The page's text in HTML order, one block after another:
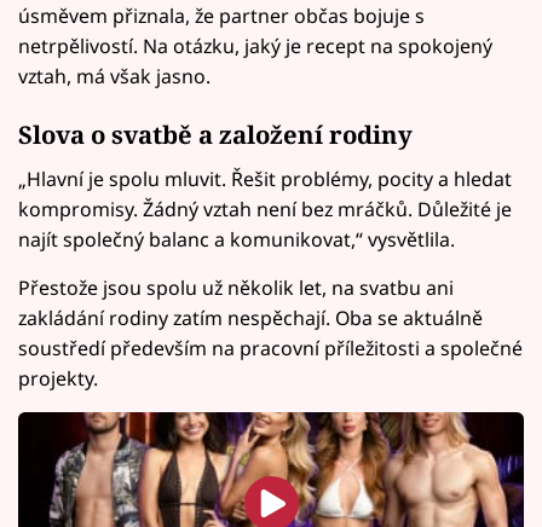
úsměvem přiznala, že partner občas bojuje s
netrpělivostí. Na otázku, jaký je recept na spokojený
vztah, má však jasno.
Slova o svatbě a založení rodiny
„Hlavní je spolu mluvit. Řešit problémy, pocity a hledat
kompromisy. Žádný vztah není bez mráčků. Důležité je
najít společný balanc a komunikovat,“ vysvětlila.
Přestože jsou spolu už několik let, na svatbu ani
zakládání rodiny zatím nespěchají. Oba se aktuálně
soustředí především na pracovní příležitosti a společné
projekty.